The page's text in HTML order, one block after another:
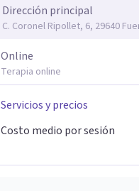
Dirección principal
C. Coronel Ripollet, 6, 29640
Online
Terapia online
Servicios y precios
Costo medio por sesión